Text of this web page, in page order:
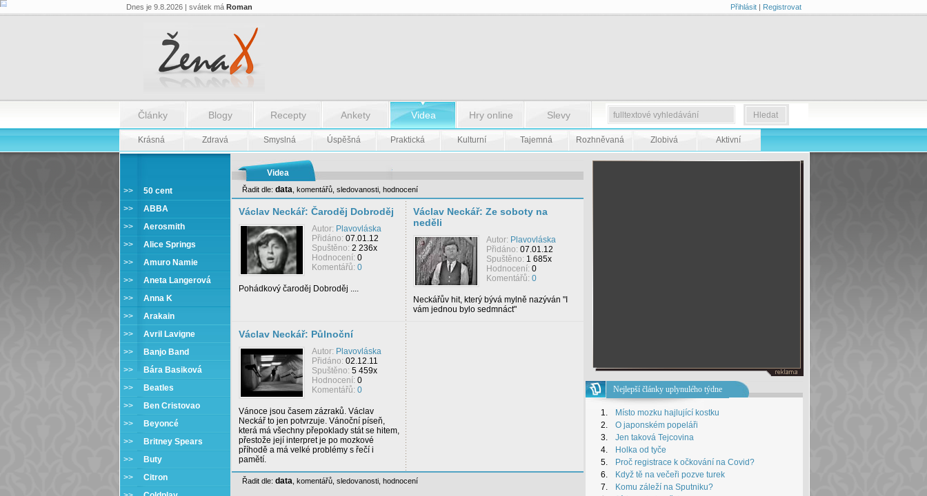
Dnes je 9.8.2026 | svátek má Roman Přihlásit| Registrovat
Články Blogy Recepty Ankety Videa Hry online Slevy
Krásná Zdravá Smyslná Úspěšná Praktická Kulturní Tajemná Rozhněvaná Zlobivá Aktivní
>> 50 cent
>> ABBA
>> Aerosmith
>> Alice Springs
>> Amuro Namie
>> Aneta Langerová
>> Anna K
>> Arakain
>> Avril Lavigne
>>
Banjo Band
>>
Bára Basiková
>>
Beatles
>>
Ben Cristovao
>>
Beyoncé
>>
Britney Spears
>>
Buty
>> Citron
Videa
Václav Neckář
Řadit dle: data komentářů, sledovanosti, hodnocení
Václav Neckář: Čaroděj Dobroděj
Autor: Plavovláska
Přidáno: 07.01.12
Spuštěno: 2 236x
Hodnocení: 0
Komentářů: 0
Pohádkový čaroděj Dobroděj ....
Václav Neckář: Ze soboty na
neděli
Autor: Plavovláska
Přidáno: 07.01.12
Spuštěno: 1 685x
Hodnocení: 0
Komentářů: 0
Neckářův hit, který bývá mylně nazýván "I
vám jednou bylo sedmnáct"
Václav Neckář: Půlnoční
Autor: Plavovláska
Přidáno: 02.12.11
Spuštěno: 5 459x
Hodnocení: 0
Komentářů: 0
Vánoce jsou časem zázraků. Václav
Neckář to jen potvrzuje. Vánoční píseň,
která má všechny přepoklady stát se hitem,
přestože její interpret je po mozkové
příhodě a má velké problémy s řečí i
pamětí.
Řadit dle: data komentářů, sledovanosti, hodnocení
Nejlepší články uplynulého týdne
1.
Místo mozku hajlující kostku
2.
O japonském popeláři
3.
Jen taková Tejcovina
4.
Holka od tyče
5.
Proč registrace k očkování na Covid?
6.
Když tě na večeři pozve turek
7.
Komu záleží na Sputniku?